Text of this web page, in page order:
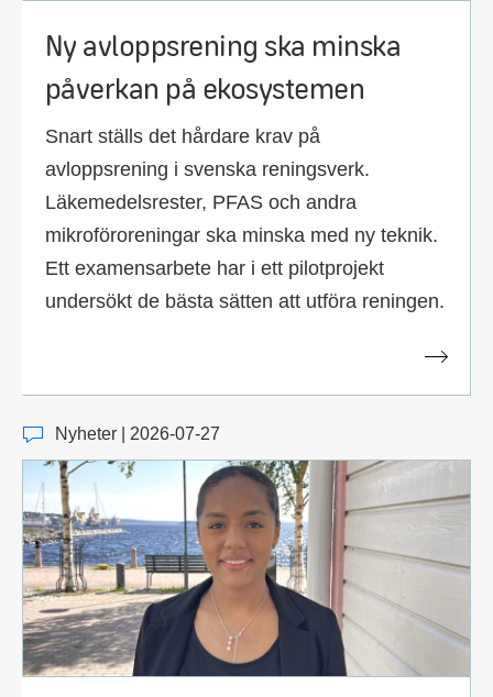
Ny avloppsrening ska minska
påverkan på ekosystemen
Snart ställs det hårdare krav på
avloppsrening i svenska reningsverk.
Läkemedelsrester, PFAS och andra
mikroföroreningar ska minska med ny teknik.
Ett examensarbete har i ett pilotprojekt
undersökt de bästa sätten att utföra reningen.
Nyheter | 2026-07-27